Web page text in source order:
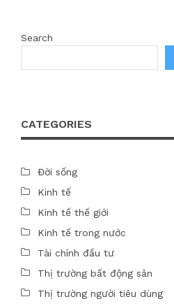
Search
CATEGORIES
Đời sống
Kinh tế
Kinh tế thế giới
Kinh tế trong nước
Tài chính đầu tư
Thị trường bất động sản
Thị trường người tiêu dùng